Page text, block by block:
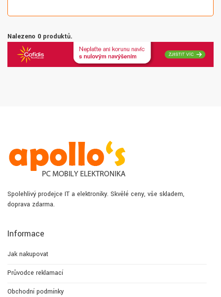
Nalezeno 0 produktů.
Spolehlivý prodejce IT a elektroniky. Skvělé ceny, vše skladem,
doprava zdarma.
Informace
Jak nakupovat
Průvodce reklamací
Obchodní podmínky